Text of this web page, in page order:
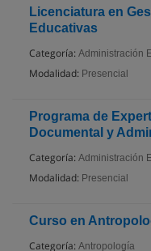
Licenciatura en
Educativas
Categoría: Administración
Modalidad: Presencial
Programa de
Documental y
Categoría: Administración
Modalidad: Presencial
Curso en
Categoría: Antropología